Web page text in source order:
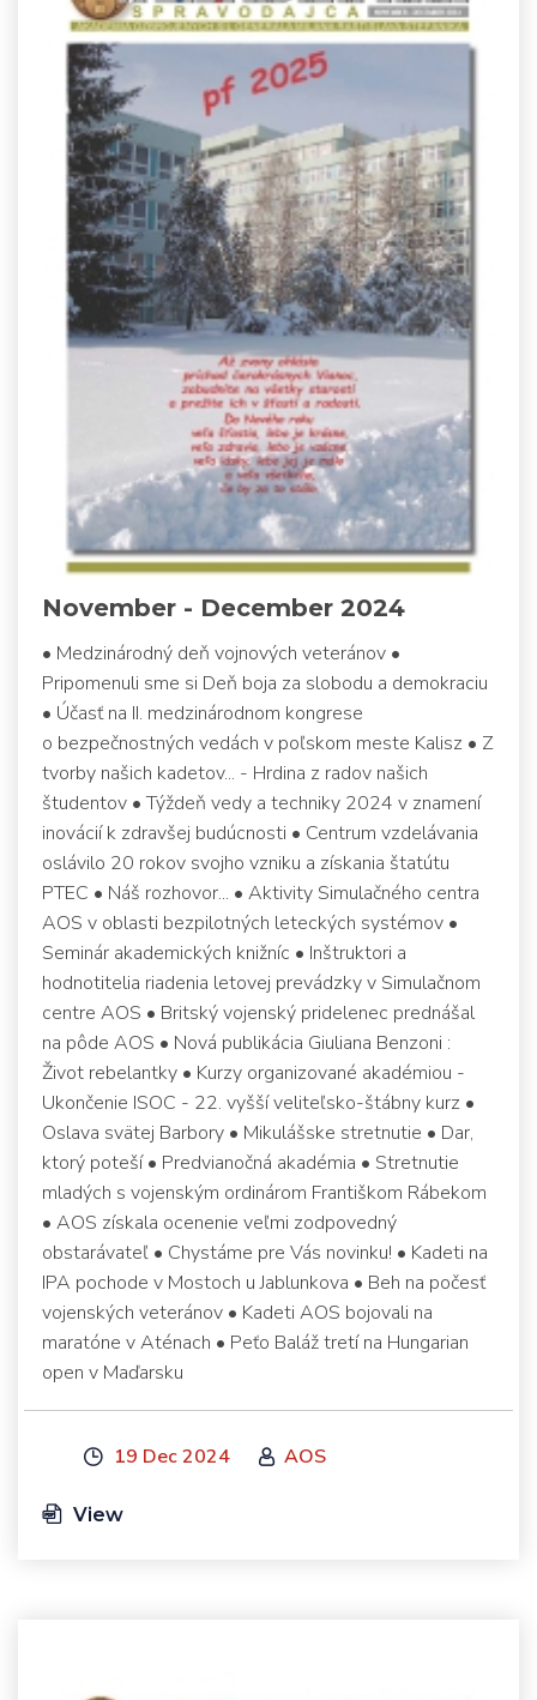
November - December 2024
• Medzinárodný deň vojnových veteránov •
Pripomenuli sme si Deň boja za slobodu a demokraciu
• Účasť na II. medzinárodnom kongrese
o bezpečnostných vedách v poľskom meste Kalisz • Z
tvorby našich kadetov... - Hrdina z radov našich
študentov • Týždeň vedy a techniky 2024 v znamení
inovácií k zdravšej budúcnosti • Centrum vzdelávania
oslávilo 20 rokov svojho vzniku a získania štatútu
PTEC • Náš rozhovor... • Aktivity Simulačného centra
AOS v oblasti bezpilotných leteckých systémov •
Seminár akademických knižníc • Inštruktori a
hodnotitelia riadenia letovej prevádzky v Simulačnom
centre AOS • Britský vojenský pridelenec prednášal
na pôde AOS • Nová publikácia Giuliana Benzoni :
Život rebelantky • Kurzy organizované akadémiou -
Ukončenie ISOC - 22. vyšší veliteľsko-štábny kurz •
Oslava svätej Barbory • Mikulášske stretnutie • Dar,
ktorý poteší • Predvianočná akadémia • Stretnutie
mladých s vojenským ordinárom Františkom Rábekom
• AOS získala ocenenie veľmi zodpovedný
obstarávateľ • Chystáme pre Vás novinku! • Kadeti na
IPA pochode v Mostoch u Jablunkova • Beh na počesť
vojenských veteránov • Kadeti AOS bojovali na
maratóne v Aténach • Peťo Baláž tretí na Hungarian
open v Maďarsku
19 Dec 2024 AOS
View